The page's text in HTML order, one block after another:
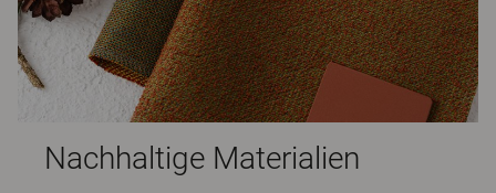
Nachhaltige Materialien